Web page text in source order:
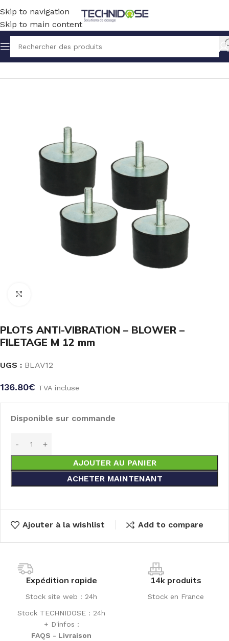
Skip to navigation
Skip to main content
Accueil BLOWERS ACCESSOIRES / PIECES DETACHEES
PLOTS ANTI-VIBRATION – BLOWER –
FILETAGE M 12 mm
UGS : BLAV12
136.80€ TVA incluse
Disponible sur commande
AJOUTER AU PANIER
ACHETER MAINTENANT
Ajouter à la wishlist Add to compare
Expédition rapide
Stock site web : 24h
Stock TECHNIDOSE : 24h
+ D'infos :
FAQS - Livraison
14k produits
Stock en France